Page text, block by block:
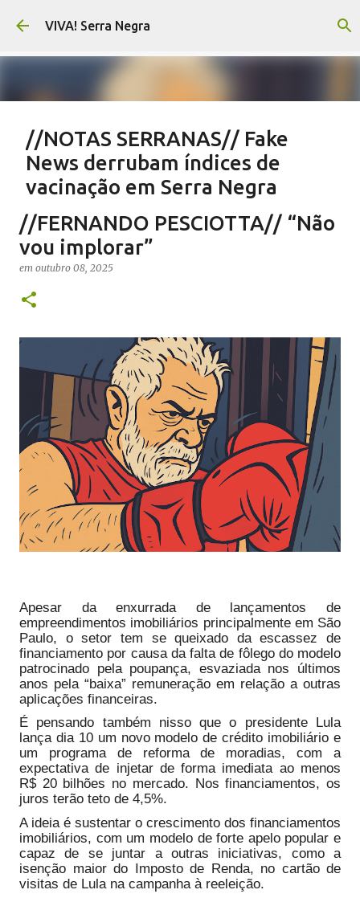
Pular para o conteúdo principal
VIVA! Serra Negra
//NOTAS SERRANAS// Fake
News derrubam índices de
vacinação em Serra Negra
VACINAÇÃO SERRA NEGRA
VIVA! SERRA NEGRA NO AR
//FERNANDO PESCIOTTA// “Não
vou implorar”
em outubro 08, 2025
Apesar da enxurrada de lançamentos de
empreendimentos imobiliários principalmente em São
Paulo, o setor tem se queixado da escassez de
financiamento por causa da falta de fôlego do modelo
patrocinado pela poupança, esvaziada nos últimos
anos pela “baixa” remuneração em relação a outras
aplicações financeiras.
É pensando também nisso que o presidente Lula
lança dia 10 um novo modelo de crédito imobiliário e
um programa de reforma de moradias, com a
expectativa de injetar de forma imediata ao menos
R$ 20 bilhões no mercado. Nos financiamentos, os
juros terão teto de 4,5%.
A ideia é sustentar o crescimento dos financiamentos
imobiliários, com um modelo de forte apelo popular e
capaz de se juntar a outras iniciativas, como a
isenção maior do Imposto de Renda, no cartão de
visitas de Lula na campanha à reeleição.